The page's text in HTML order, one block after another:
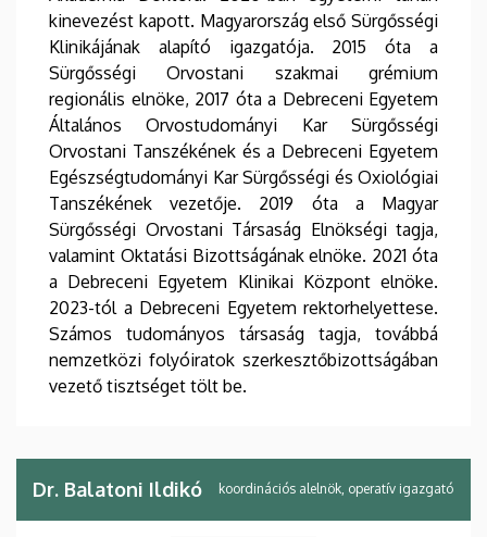
kinevezést kapott. Magyarország első Sürgősségi
Klinikájának alapító igazgatója. 2015 óta a
Sürgősségi Orvostani szakmai grémium
regionális elnöke, 2017 óta a Debreceni Egyetem
Általános Orvostudományi Kar Sürgősségi
Orvostani Tanszékének és a Debreceni Egyetem
Egészségtudományi Kar Sürgősségi és Oxiológiai
Tanszékének vezetője. 2019 óta a Magyar
Sürgősségi Orvostani Társaság Elnökségi tagja,
valamint Oktatási Bizottságának elnöke. 2021 óta
a Debreceni Egyetem Klinikai Központ elnöke.
2023-tól a Debreceni Egyetem rektorhelyettese.
Számos tudományos társaság tagja, továbbá
nemzetközi folyóiratok szerkesztőbizottságában
vezető tisztséget tölt be.
Dr. Balatoni Ildikó koordinációs alelnök, operatív igazgató